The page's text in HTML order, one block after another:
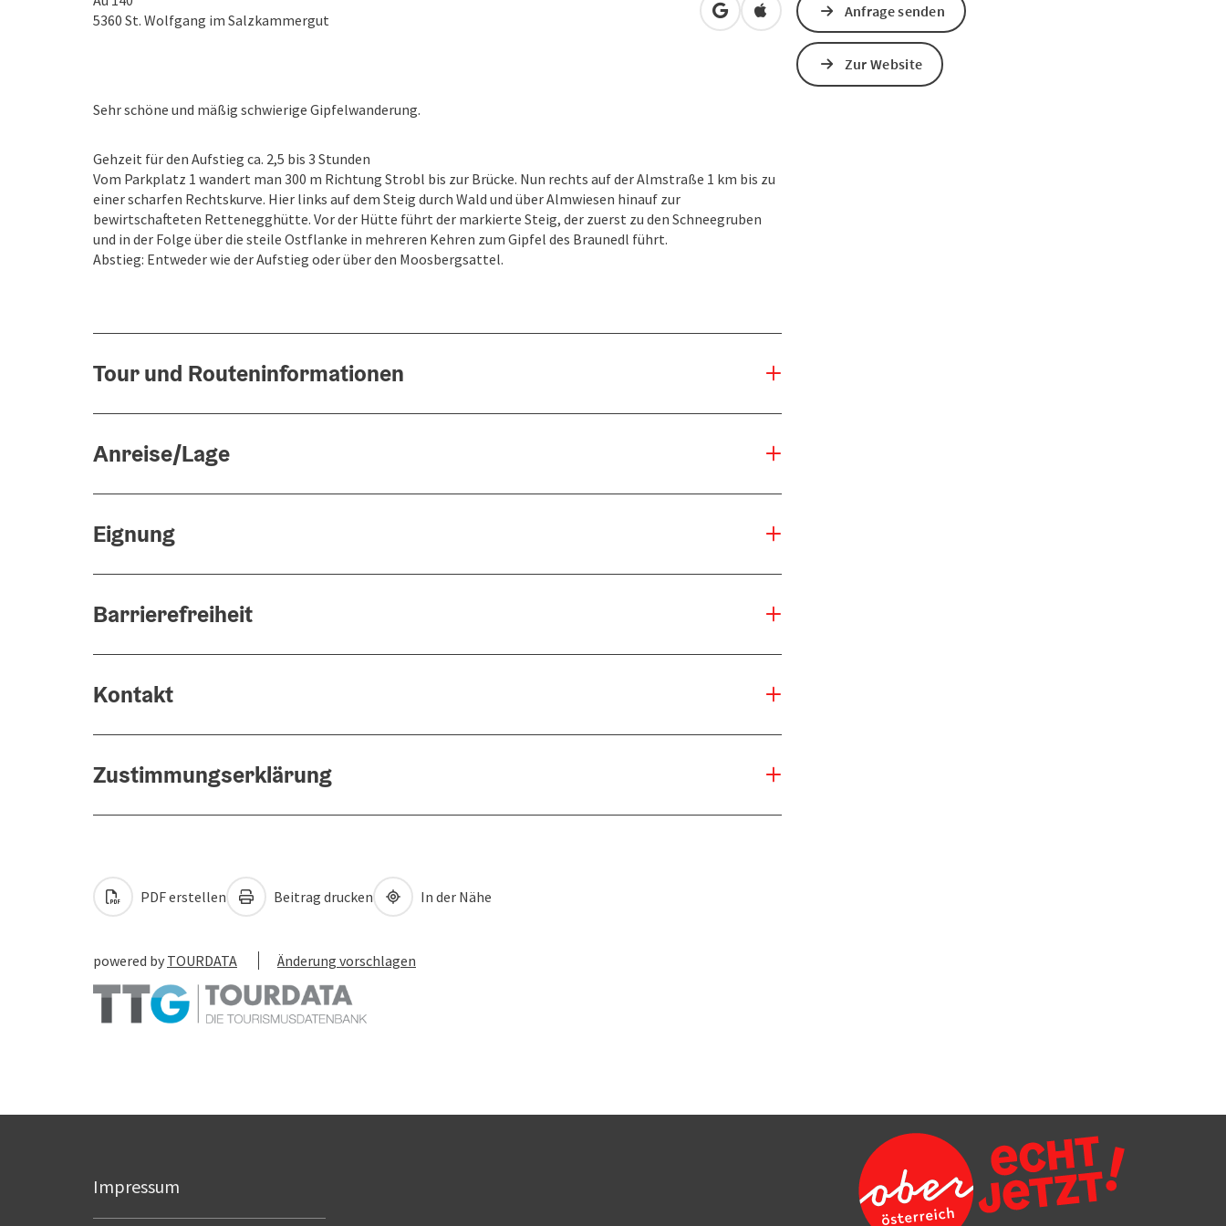
5360 St. Wolfgang im Salzkammergut in Google Maps öffnen
in Apple Maps öffnen
Sehr schöne und mäßig schwierige Gipfelwanderung.
Gehzeit für den Aufstieg ca. 2,5 bis 3 Stunden
Vom Parkplatz 1 wandert man 300 m Richtung Strobl bis zur Brücke. Nun rechts auf der Almstraße 1 km bis zu
einer scharfen Rechtskurve. Hier links auf dem Steig durch Wald und über Almwiesen hinauf zur
bewirtschafteten Rettenegghütte. Vor der Hütte führt der markierte Steig, der zuerst zu den Schneegruben
und in der Folge über die steile Ostflanke in mehreren Kehren zum Gipfel des Braunedl führt.
Abstieg: Entweder wie der Aufstieg oder über den Moosbergsattel.
Tour und Routeninformationen
Anreise/Lage
Eignung
Barrierefreiheit
Kontakt
Zustimmungserklärung
Anfrage senden
Zur Website
PDF erstellen Beitrag drucken In der Nähe
powered by TOURDATA Änderung vorschlagen
Impressum